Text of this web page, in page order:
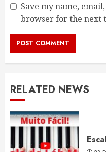
Save my name,
browser for the next
RELATED NEWS